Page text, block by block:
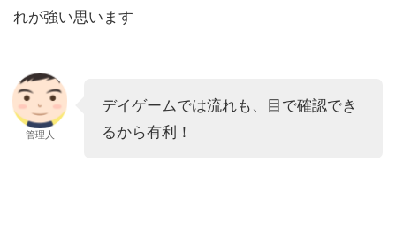
れが強い思います
管理人
デイゲームでは流れも、目で確認でき
るから有利！